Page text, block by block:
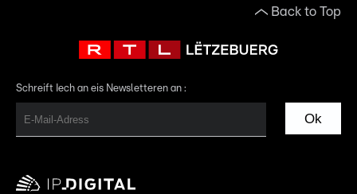
Back to Top
Schreift Iech an eis Newsletteren an :
Ok